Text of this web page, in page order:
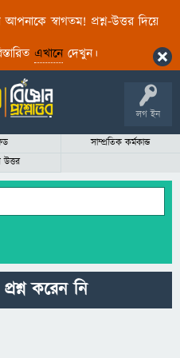
আপনাকে স্বাগতম! প্রশ্ন-উত্তর দিয়ে
এখানেদেখুন।
লগ ইন
সাম্প্রতিক কর্মকান্ড
করেন নি